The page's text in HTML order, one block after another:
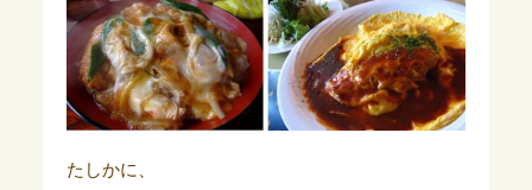
たしかに、